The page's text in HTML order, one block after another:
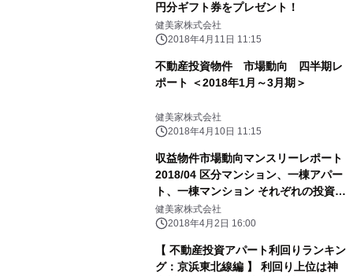
円分ギフト券をプレゼント！
健美家株式会社
2018年4月11日 11:15
不動産投資物件 市場動向 四半期レ
ポート ＜2018年1月～3月期＞
健美家株式会社
2018年4月10日 11:15
収益物件市場動向マンスリーレポート
2018/04 区分マンション、一棟アパー
ト、一棟マンション それぞれの投資利
回りが上昇に
健美家株式会社
2018年4月2日 16:00
【 不動産投資アパート利回りランキン
グ：京浜東北線編 】 利回り上位は神